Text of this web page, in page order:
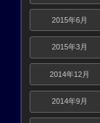
2015年6月
2015年3月
2014年12月
2014年9月